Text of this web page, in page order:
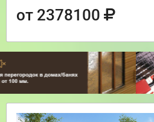
от 2378100